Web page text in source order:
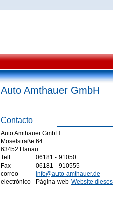
Auto Amthauer GmbH
Contacto
Auto Amthauer GmbH
Moselstraße 64
63452 Hanau
Telf.
06181 - 91050
Fax
06181 - 910555
correo
electrónico
info@auto-amthauer.de
Página web Website